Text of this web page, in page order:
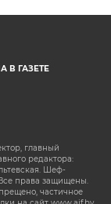
В ГАЗЕТЕ
главный
редактора:
Шеф-
права защищены.
частичное